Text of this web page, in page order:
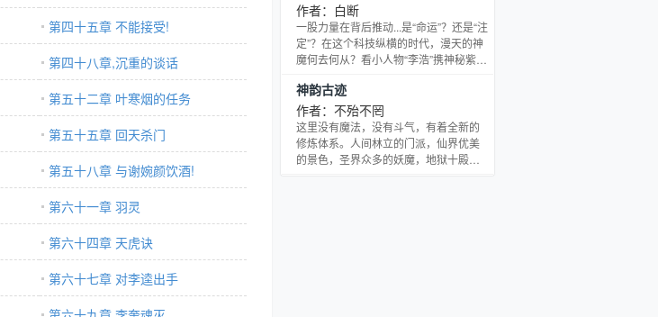
第四十五章 不能接受!
第四十八章,沉重的谈话
第五十二章 叶寒烟的任务
第五十五章 回天杀门
第五十八章 与谢婉颜饮酒!
第六十一章 羽灵
第六十四章 天虎诀
第六十七章 对李逵出手
作者：白断
一股力量在背后推动...是“命运”？还是“注
定”？在这个科技纵横的时代，漫天的神
魔何去何从？看小人物“李浩”携神秘紫
之造化！逍遥都市间，解密末法时代。
神韵古迹
作者：不殆不罔
这里没有魔法，没有斗气，有着全新的
修炼体系。人间林立的门派，仙界优美
的景色，圣界众多的妖魔，地狱十殿的